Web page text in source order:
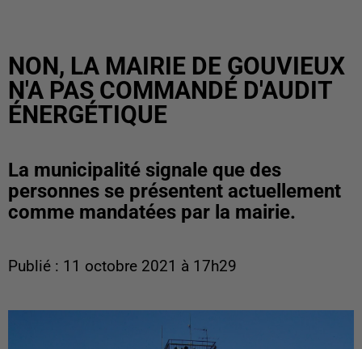
NON, LA MAIRIE DE GOUVIEUX
N'A PAS COMMANDÉ D'AUDIT
ÉNERGÉTIQUE
La municipalité signale que des
personnes se présentent actuellement
comme mandatées par la mairie.
Publié : 11 octobre 2021 à 17h29